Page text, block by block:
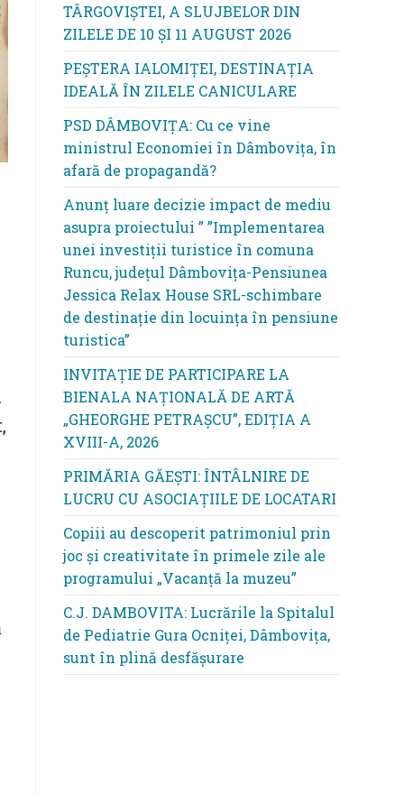
TÂRGOVIȘTEI, A SLUJBELOR DIN
ZILELE DE 10 ȘI 11 AUGUST 2026
PEȘTERA IALOMIȚEI, DESTINAȚIA
IDEALĂ ÎN ZILELE CANICULARE
PSD DÂMBOVIȚA: Cu ce vine
ministrul Economiei în Dâmbovița, în
afară de propagandă?
Anunț luare decizie impact de mediu
asupra proiectului ” ”Implementarea
unei investiții turistice în comuna
Runcu, județul Dâmbovița-Pensiunea
Jessica Relax House SRL-schimbare
de destinație din locuința în pensiune
turistica”
INVITAȚIE DE PARTICIPARE LA
BIENALA NAȚIONALĂ DE ARTĂ
„GHEORGHE PETRAȘCU”, EDIŢIA A
XVIII-A, 2026
PRIMĂRIA GĂEȘTI: ÎNTÂLNIRE DE
LUCRU CU ASOCIAȚIILE DE LOCATARI
Copiii au descoperit patrimoniul prin
joc și creativitate în primele zile ale
programului „Vacanță la muzeu”
C.J. DAMBOVITA: Lucrările la Spitalul
de Pediatrie Gura Ocniței, Dâmbovița,
sunt în plină desfășurare